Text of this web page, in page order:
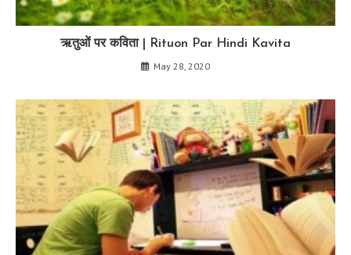
ऋतुओं पर कविता | Rituon Par Hindi Kavita
May 28, 2020